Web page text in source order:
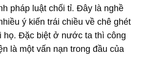
pháp luật chối tỉ. Đây là nghề
ý kiến trái chiều về chê ghét
họ. Đặc biệt ở nước ta thì công
là một vấn nạn trong đầu của